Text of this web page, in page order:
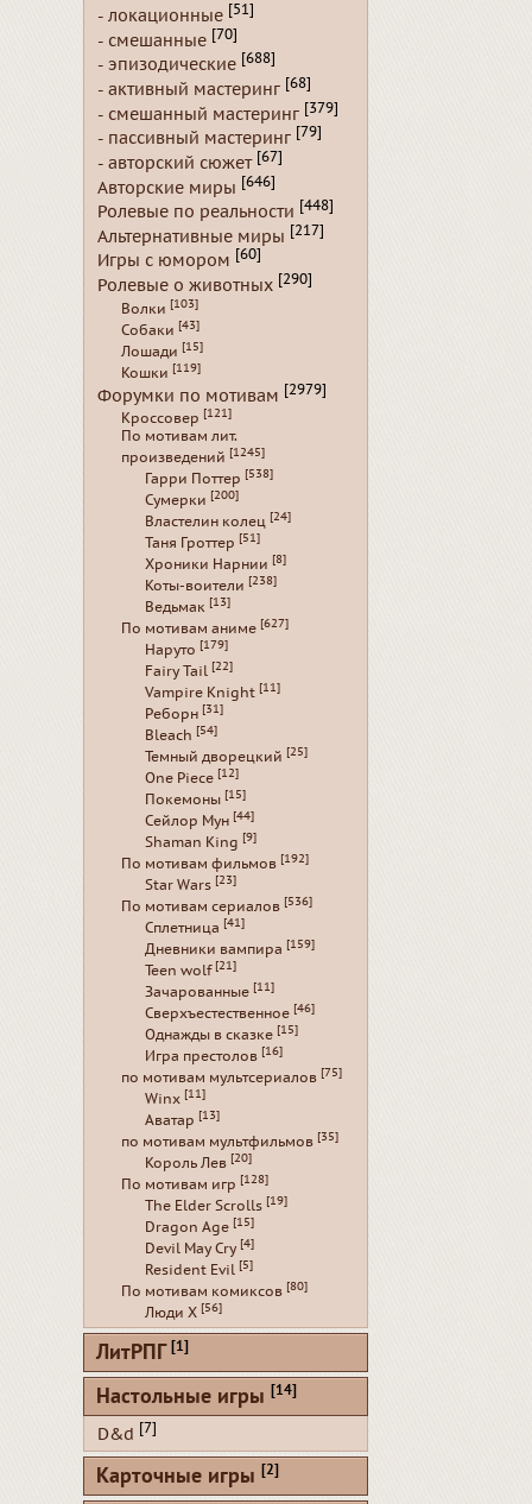
- локационные [51]
- смешанные [70]
- эпизодические [688]
- активный мастеринг [68]
- смешанный мастеринг [379]
- пассивный мастеринг [79]
- авторский сюжет [67]
Авторские миры [646]
Ролевые по реальности [448]
Альтернативные миры [217]
Игры с юмором [60]
Ролевые о животных [290]
Волки [103]
Собаки [43]
Лошади [15]
Кошки [119]
Форумки по мотивам [2979]
Кроссовер [121]
По мотивам лит.
произведений [1245]
Гарри Поттер [538]
Сумерки [200]
Властелин колец [24]
Таня Гроттер [51]
Хроники Нарнии [8]
Коты-воители [238]
Ведьмак [13]
По мотивам аниме [627]
Наруто [179]
Fairy Tail [22]
Vampire Knight [11]
Реборн [31]
Bleach [54]
Темный дворецкий [25]
One Piece [12]
Покемоны [15]
Сейлор Мун [44]
Shaman King [9]
По мотивам фильмов [192]
Star Wars [23]
По мотивам сериалов [536]
Сплетница [41]
Дневники вампира [159]
Teen wolf [21]
Зачарованные [11]
Сверхъестественное [46]
Однажды в сказке [15]
Игра престолов [16]
по мотивам мультсериалов [75]
Winx [11]
Аватар [13]
по мотивам мультфильмов [35]
Король Лев [20]
По мотивам игр [128]
The Elder Scrolls [19]
Dragon Age [15]
Devil May Cry [4]
Resident Evil [5]
По мотивам комиксов [80]
Люди Х [56]
ЛитРПГ [1]
Настольные игры [14]
D&d [7]
Карточные игры [2]